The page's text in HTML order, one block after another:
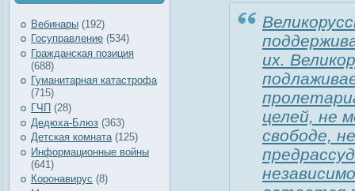
Вебинары (192)
Госуправление (534)
Гражданская позиция
(688)
Гуманитарная катастрофа
(715)
ГЧП (28)
Дедюха-Блюз (363)
Детская комната(125)
Информационные войны
(641)
Коронавирус (8)
их.
целей, не
свободе,